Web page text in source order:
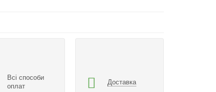
Всі способи
оплат
Доставка